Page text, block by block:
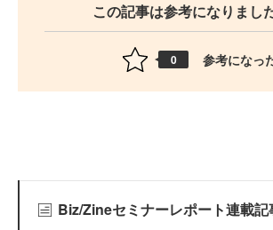
この記事は参考になりまし
0 参考になっ
Biz/Zineセミナーレポート連載記